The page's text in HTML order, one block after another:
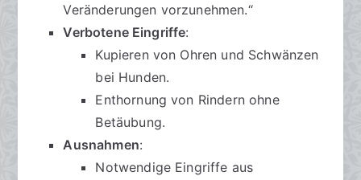
Veränderungen vorzunehmen.“
Verbotene Eingriffe:
Kupieren von Ohren und Schwänzen
bei Hunden.
Enthornung von Rindern ohne
Betäubung.
Ausnahmen:
Notwendige Eingriffe aus